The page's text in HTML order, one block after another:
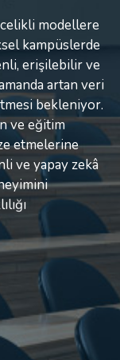
modellere
kampüslerde
erişilebilir ve
artan veri
bekleniyor.
ve eğitim
etmelerine
ve yapay zekâ
modellere
kampüslerde
erişilebilir ve
artan veri
bekleniyor.
ve eğitim
etmelerine
ve yapay zekâ
modellere
kampüslerde
erişilebilir ve
artan veri
bekleniyor.
ve eğitim
etmelerine
ve yapay zekâ